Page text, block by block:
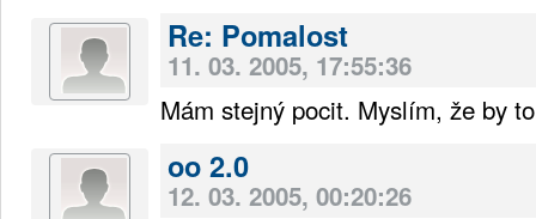
Re: Pomalost
11. 03. 2005, 17:55:36
Mám stejný pocit. Myslím, že by
oo 2.0
12. 03. 2005, 00:20:26